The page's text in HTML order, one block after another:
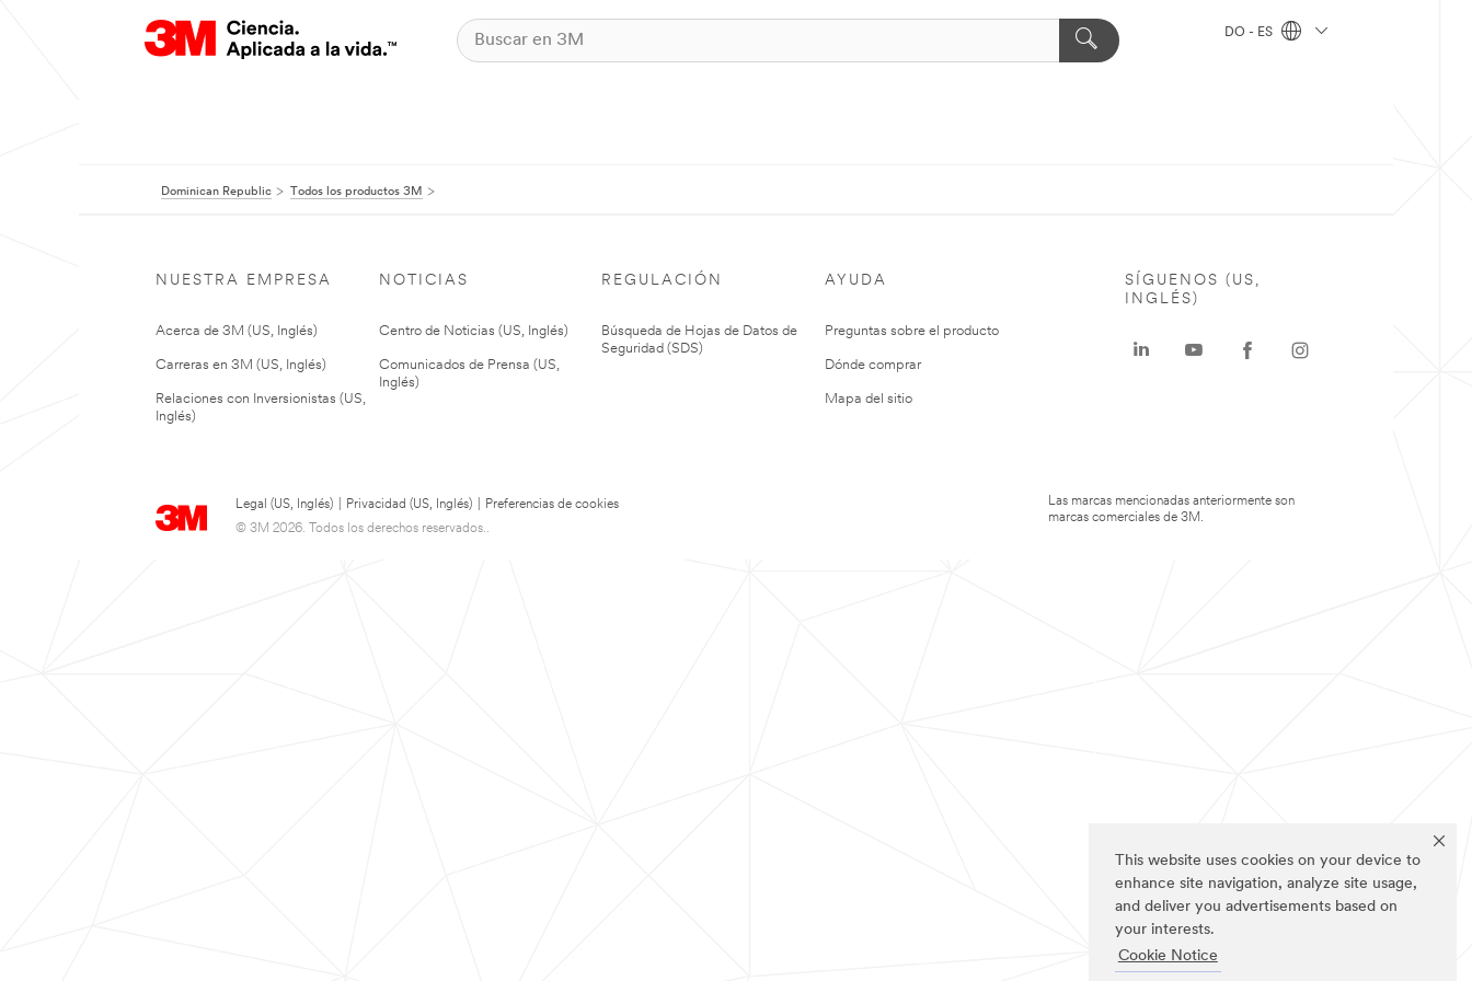
This website uses cookies on your device to
enhance site navigation, analyze site usage,
and deliver you advertisements based on
your interests.
Cookie Notice
DO - ES
Dominican Republic Todos los productos 3M
NUESTRA EMPRESA
Acerca de 3M (US, Inglés)
Carreras en 3M (US, Inglés)
Relaciones con Inversionistas (US,
Inglés)
NOTICIAS
Centro de Noticias (US, Inglés)
Comunicados de Prensa (US,
Inglés)
REGULACIÓN
Búsqueda de Hojas de Datos de
Seguridad (SDS)
AYUDA
Preguntas sobre el producto
Dónde comprar
Mapa del sitio
Legal (US, Inglés) Privacidad (US, Inglés)
Preferencias de cookies
© 3M 2026. Todos los derechos reservados..
SÍGUENOS (US,
INGLÉS)
Las marcas mencionadas anteriormente son
marcas comerciales de 3M.